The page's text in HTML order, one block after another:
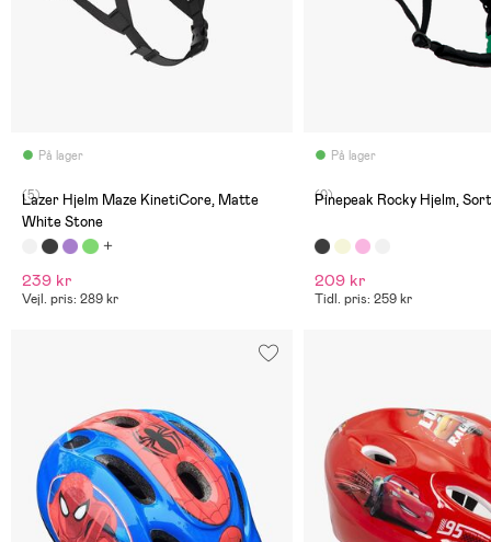
På lager
(5)
Lazer Hjelm Maze KinetiCore, Matte
White Stone
239 kr
Vejl. pris: 289 kr
På lager
(0)
Pinepeak Rocky Hjelm, Sort
209 kr
Tidl. pris: 259 kr